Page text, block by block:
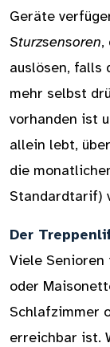
Geräte
Sturzsensoren,
auslösen, falls
mehr selbst
vorhanden ist
allein lebt,
die
Standardtarif)
Der
Viele Senioren
oder
Schlafzimmer
erreichbar ist.